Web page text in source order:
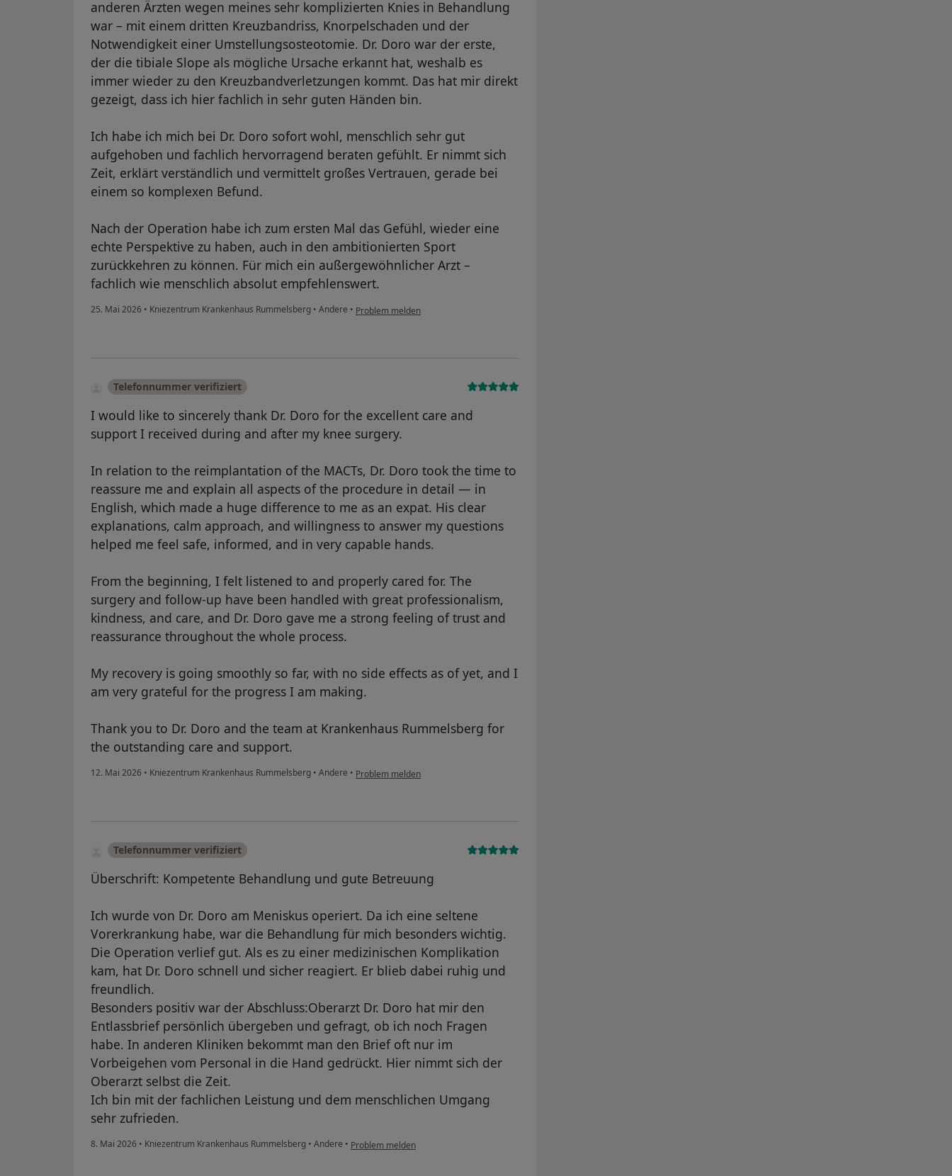
anderen Ärzten wegen meines sehr komplizierten Knies in Behandlung
war – mit einem dritten Kreuzbandriss, Knorpelschaden und der
Notwendigkeit einer Umstellungsosteotomie. Dr. Doro war der erste,
der die tibiale Slope als mögliche Ursache erkannt hat, weshalb es
immer wieder zu den Kreuzbandverletzungen kommt. Das hat mir direkt
gezeigt, dass ich hier fachlich in sehr guten Händen bin.
Ich habe ich mich bei Dr. Doro sofort wohl, menschlich sehr gut
aufgehoben und fachlich hervorragend beraten gefühlt. Er nimmt sich
Zeit, erklärt verständlich und vermittelt großes Vertrauen, gerade bei
einem so komplexen Befund.
Nach der Operation habe ich zum ersten Mal das Gefühl, wieder eine
echte Perspektive zu haben, auch in den ambitionierten Sport
zurückkehren zu können. Für mich ein außergewöhnlicher Arzt –
fachlich wie menschlich absolut empfehlenswert.
25. Mai 2026 • Kniezentrum Krankenhaus Rummelsberg • Andere • Problem melden
Telefonnummer verifiziert
I would like to sincerely thank Dr. Doro for the excellent care and
support I received during and after my knee surgery.
In relation to the reimplantation of the MACTs, Dr. Doro took the time to
reassure me and explain all aspects of the procedure in detail — in
English, which made a huge difference to me as an expat. His clear
explanations, calm approach, and willingness to answer my questions
helped me feel safe, informed, and in very capable hands.
From the beginning, I felt listened to and properly cared for. The
surgery and follow-up have been handled with great professionalism,
kindness, and care, and Dr. Doro gave me a strong feeling of trust and
reassurance throughout the whole process.
My recovery is going smoothly so far, with no side effects as of yet, and I
am very grateful for the progress I am making.
Thank you to Dr. Doro and the team at Krankenhaus Rummelsberg for
the outstanding care and support.
12. Mai 2026 • Kniezentrum Krankenhaus Rummelsberg • Andere • Problem melden
Telefonnummer verifiziert
Überschrift: Kompetente Behandlung und gute Betreuung
Ich wurde von Dr. Doro am Meniskus operiert. Da ich eine seltene
Vorerkrankung habe, war die Behandlung für mich besonders wichtig.
Die Operation verlief gut. Als es zu einer medizinischen Komplikation
kam, hat Dr. Doro schnell und sicher reagiert. Er blieb dabei ruhig und
freundlich.
Besonders positiv war der Abschluss:Oberarzt Dr. Doro hat mir den
Entlassbrief persönlich übergeben und gefragt, ob ich noch Fragen
habe. In anderen Kliniken bekommt man den Brief oft nur im
Vorbeigehen vom Personal in die Hand gedrückt. Hier nimmt sich der
Oberarzt selbst die Zeit.
Ich bin mit der fachlichen Leistung und dem menschlichen Umgang
sehr zufrieden.
8. Mai 2026 • Kniezentrum Krankenhaus Rummelsberg • Andere • Problem melden